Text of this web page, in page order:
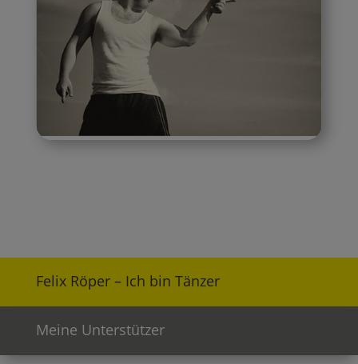
Felix Röper – Ich bin Tänzer
Meine Unterstützer